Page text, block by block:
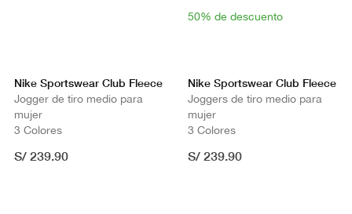
50% de descuento
Nike Sportswear Club Fleece
Jogger de tiro medio para
mujer
3 Colores
S/ 239.90
Nike Sportswear Club Fleece
Joggers de tiro medio para
mujer
3 Colores
S/ 239.90